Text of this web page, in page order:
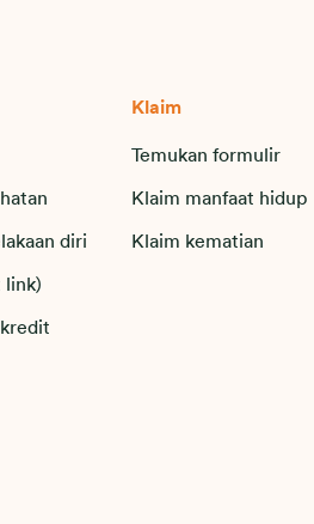
diri
link)
Klaim
Temukan formulir
Klaim manfaat hidup
Klaim kematian